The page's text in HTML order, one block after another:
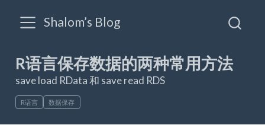
Shalom’s Blog
R语言保存数据的两种常用方法
save load RData 和 save read RDS
R语言 数据保存